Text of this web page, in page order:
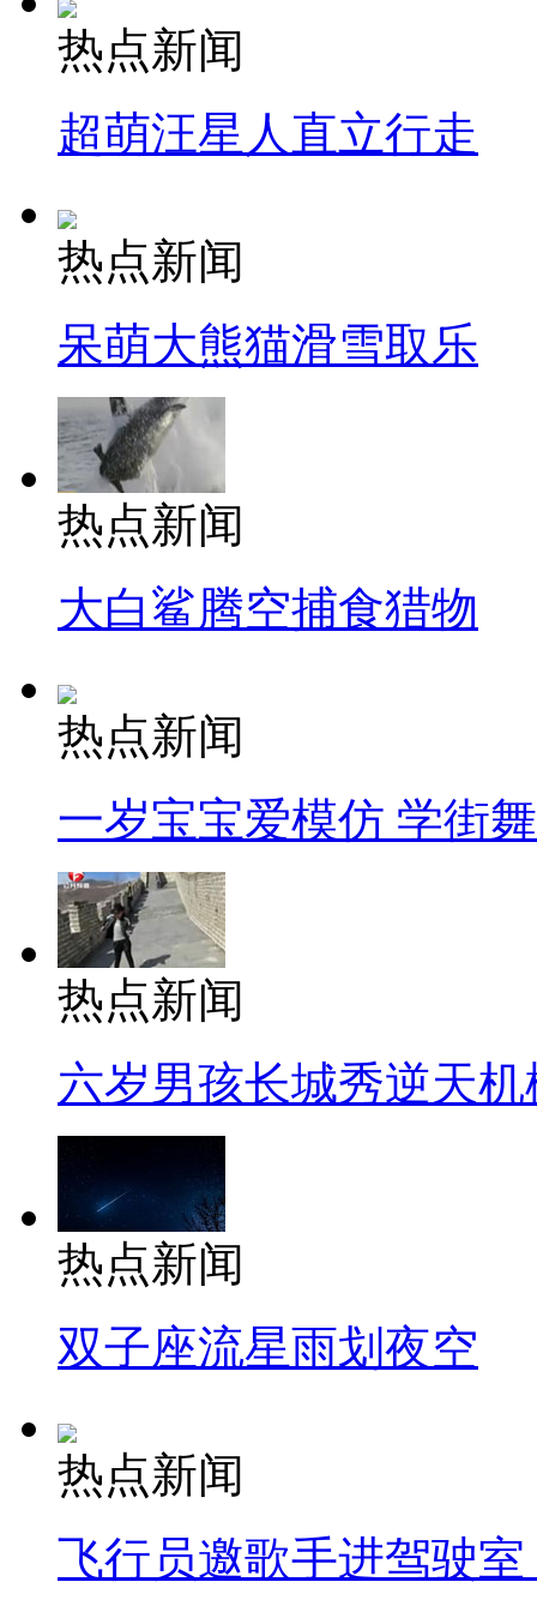
热点新闻
超萌汪星人直立行走
热点新闻
呆萌大熊猫滑雪取乐
热点新闻
大白鲨腾空捕食猎物
热点新闻
一岁宝宝爱模仿 学街
热点新闻
六岁男孩长城秀逆天机
热点新闻
双子座流星雨划夜空
热点新闻
飞行员邀歌手进驾驶